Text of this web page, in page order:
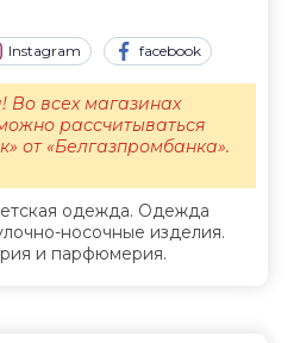
Instagram facebook
одежда. Одежда
носочные изделия.
и парфюмерия.
Во всех магазинах
рассчитываться
от «Белгазпромбанка».